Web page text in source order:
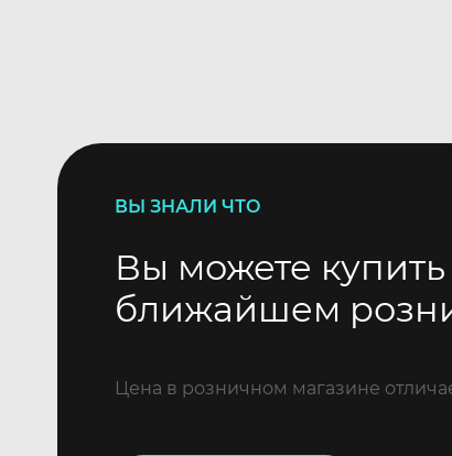
ВЫ ЗНАЛИ ЧТО
Вы можете
ближайшем
Цена в розничном магазине